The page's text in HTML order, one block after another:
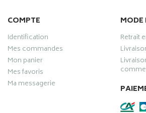
COMPTE
Identification
Mes commandes
Mon panier
Mes favoris
Ma messagerie
MODE
Retrait